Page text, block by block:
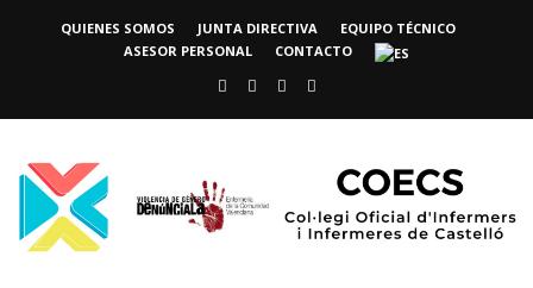
QUIENES SOMOS JUNTA DIRECTIVA
EQUIPO TÉCNICO
ASESOR PERSONAL
CONTACTO